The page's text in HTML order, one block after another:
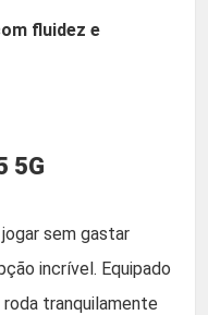
fluidez e
5G
sem gastar
incrível. Equipado
tranquilamente